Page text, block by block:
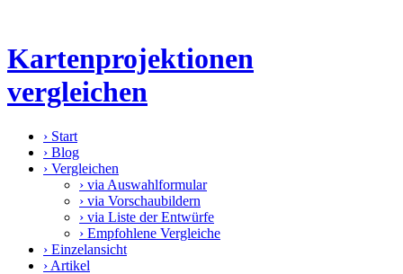
Kartenprojektionen
vergleichen
› Start
› Blog
› Vergleichen
› via Auswahlformular
› via Vorschaubildern
› via Liste der Entwürfe
› Empfohlene Vergleiche
› Einzelansicht
› Artikel